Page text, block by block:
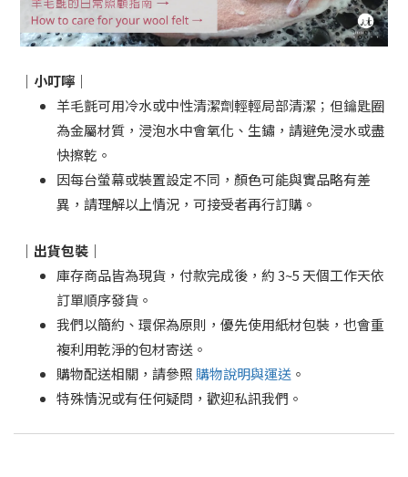
｜小叮嚀｜
羊毛氈可用冷水或中性清潔劑輕輕局部清潔；但鑰匙圈
為金屬材質，浸泡水中會氧化、生鏽，請避免浸水或盡
快擦乾。
因每台螢幕或裝置設定不同，顏色可能與實品略有差
異，請理解以上情況，可接受者再行訂購。
｜出貨包裝｜
庫存商品皆為現貨，付款完成後，約 3~5 天個工作天依
訂單順序發貨。
我們以簡約、環保為原則，優先使用紙材包裝，也會重
複利用乾淨的包材寄送。
購物配送相關，請參照購物說明與運送 。
特殊情況或有任何疑問，歡迎私訊我們。